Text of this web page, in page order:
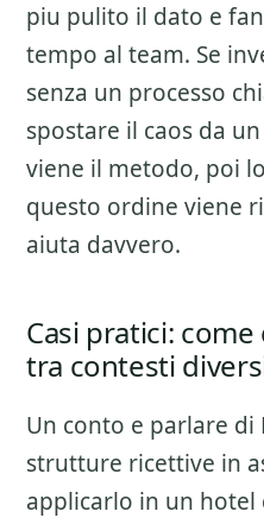
piu pulito il dato e
tempo al team. Se
senza un processo
spostare il caos da
viene il metodo, poi
questo ordine viene
aiuta davvero.
Casi pratici: come
tra contesti
Un conto e parlare di
strutture ricettive in
applicarlo in un hotel